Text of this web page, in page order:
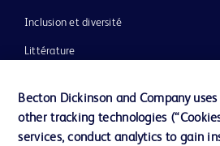
Inclusion et diversité
Littérature
Notre entreprise
Éthique et conformité
Becton Dickinson and Company
other tracking technologies
services, conduct analytics to gain